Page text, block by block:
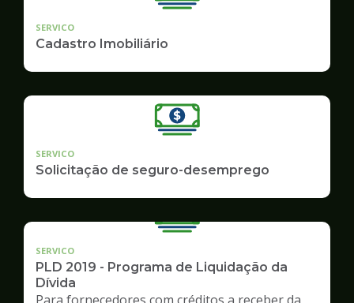
SERVICO
Cadastro Imobiliário
SERVICO
Solicitação de seguro-desemprego
SERVICO
PLD 2019 - Programa de Liquidação da
Dívida